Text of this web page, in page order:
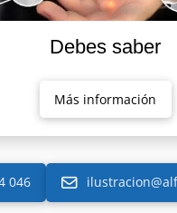
Debes saber
Más información
046